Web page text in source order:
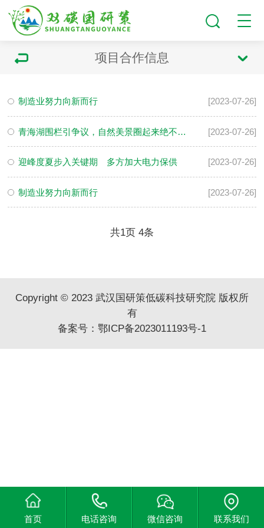
项目合作信息
制造业努力向新而行 [2023-07-26]
青海湖围栏引争议，自然美景圈起来绝不是真正的生态保护 [2023-07-26]
迎峰度夏步入关键期 多方加大电力保供 [2023-07-26]
制造业努力向新而行 [2023-07-26]
共1页 4条
Copyright © 2023 武汉国研策低碳科技研究院 版权所
有
备案号： 鄂ICP备2023011193号-1
首页 电话咨询 微信咨询 联系我们